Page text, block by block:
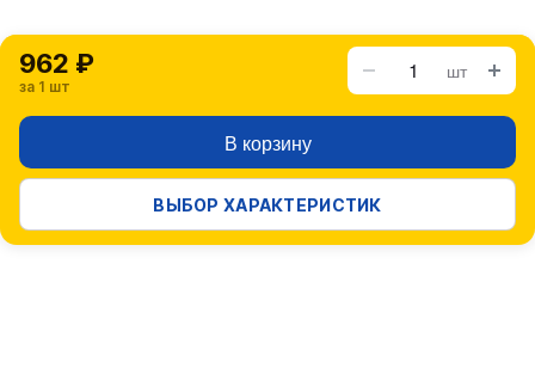
962 ₽
за 1 шт
шт
В корзину
ВЫБОР ХАРАКТЕРИСТИК